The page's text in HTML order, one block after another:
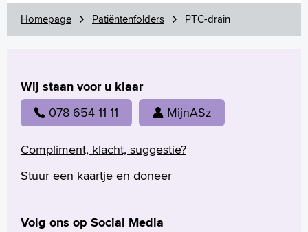
Language
Zoeken
Français
Polski
Türkçe
Arabisch
Homepage Patiëntenfolders PTC-drain
Wij staan voor u klaar
078 654 11 11 MijnASz
Compliment, klacht, suggestie?
Stuur een kaartje en doneer
Volg ons op Social Media